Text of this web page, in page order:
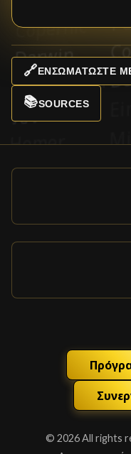
🔗ΕΝΣΩΜΑΤΏΣΤΕ
📚SOURCES
© 2026 All rights